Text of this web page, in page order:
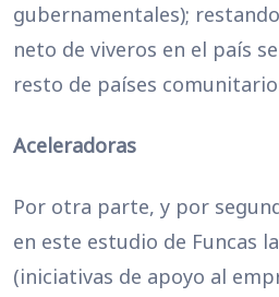
gubernamentales);
neto de viveros en el país
resto de países
Aceleradoras
Por otra parte, y por
en este estudio de Funcas
(iniciativas de apoyo al